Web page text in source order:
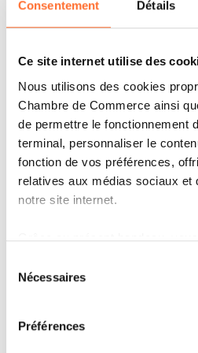
Consentement Détails
Ce site internet utilise des
Nous utilisons des cookies
Chambre de Commerce ainsi
de permettre le fonctionnement
terminal, personnaliser le
fonction de vos préférences,
relatives aux médias sociaux et
notre site internet.
Grâce au présent bandeau,
à l’exception des cookies
fonctionnement du site. Une
cookies est accessible sous
dessus.
Nécessaires
Préférences
IT'S MY STORY
OOBAMINT : PLUS
EXPÉRIENCE !